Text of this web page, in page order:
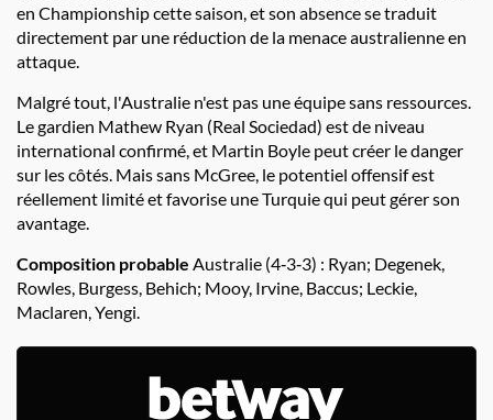
en Championship cette saison, et son absence se traduit
directement par une réduction de la menace australienne en
attaque.
Malgré tout, l'Australie n'est pas une équipe sans ressources.
Le gardien Mathew Ryan (Real Sociedad) est de niveau
international confirmé, et Martin Boyle peut créer le danger
sur les côtés. Mais sans McGree, le potentiel offensif est
réellement limité et favorise une Turquie qui peut gérer son
avantage.
Composition probable Australie (4‑3‑3) : Ryan; Degenek,
Rowles, Burgess, Behich; Mooy, Irvine, Baccus; Leckie,
Maclaren, Yengi.